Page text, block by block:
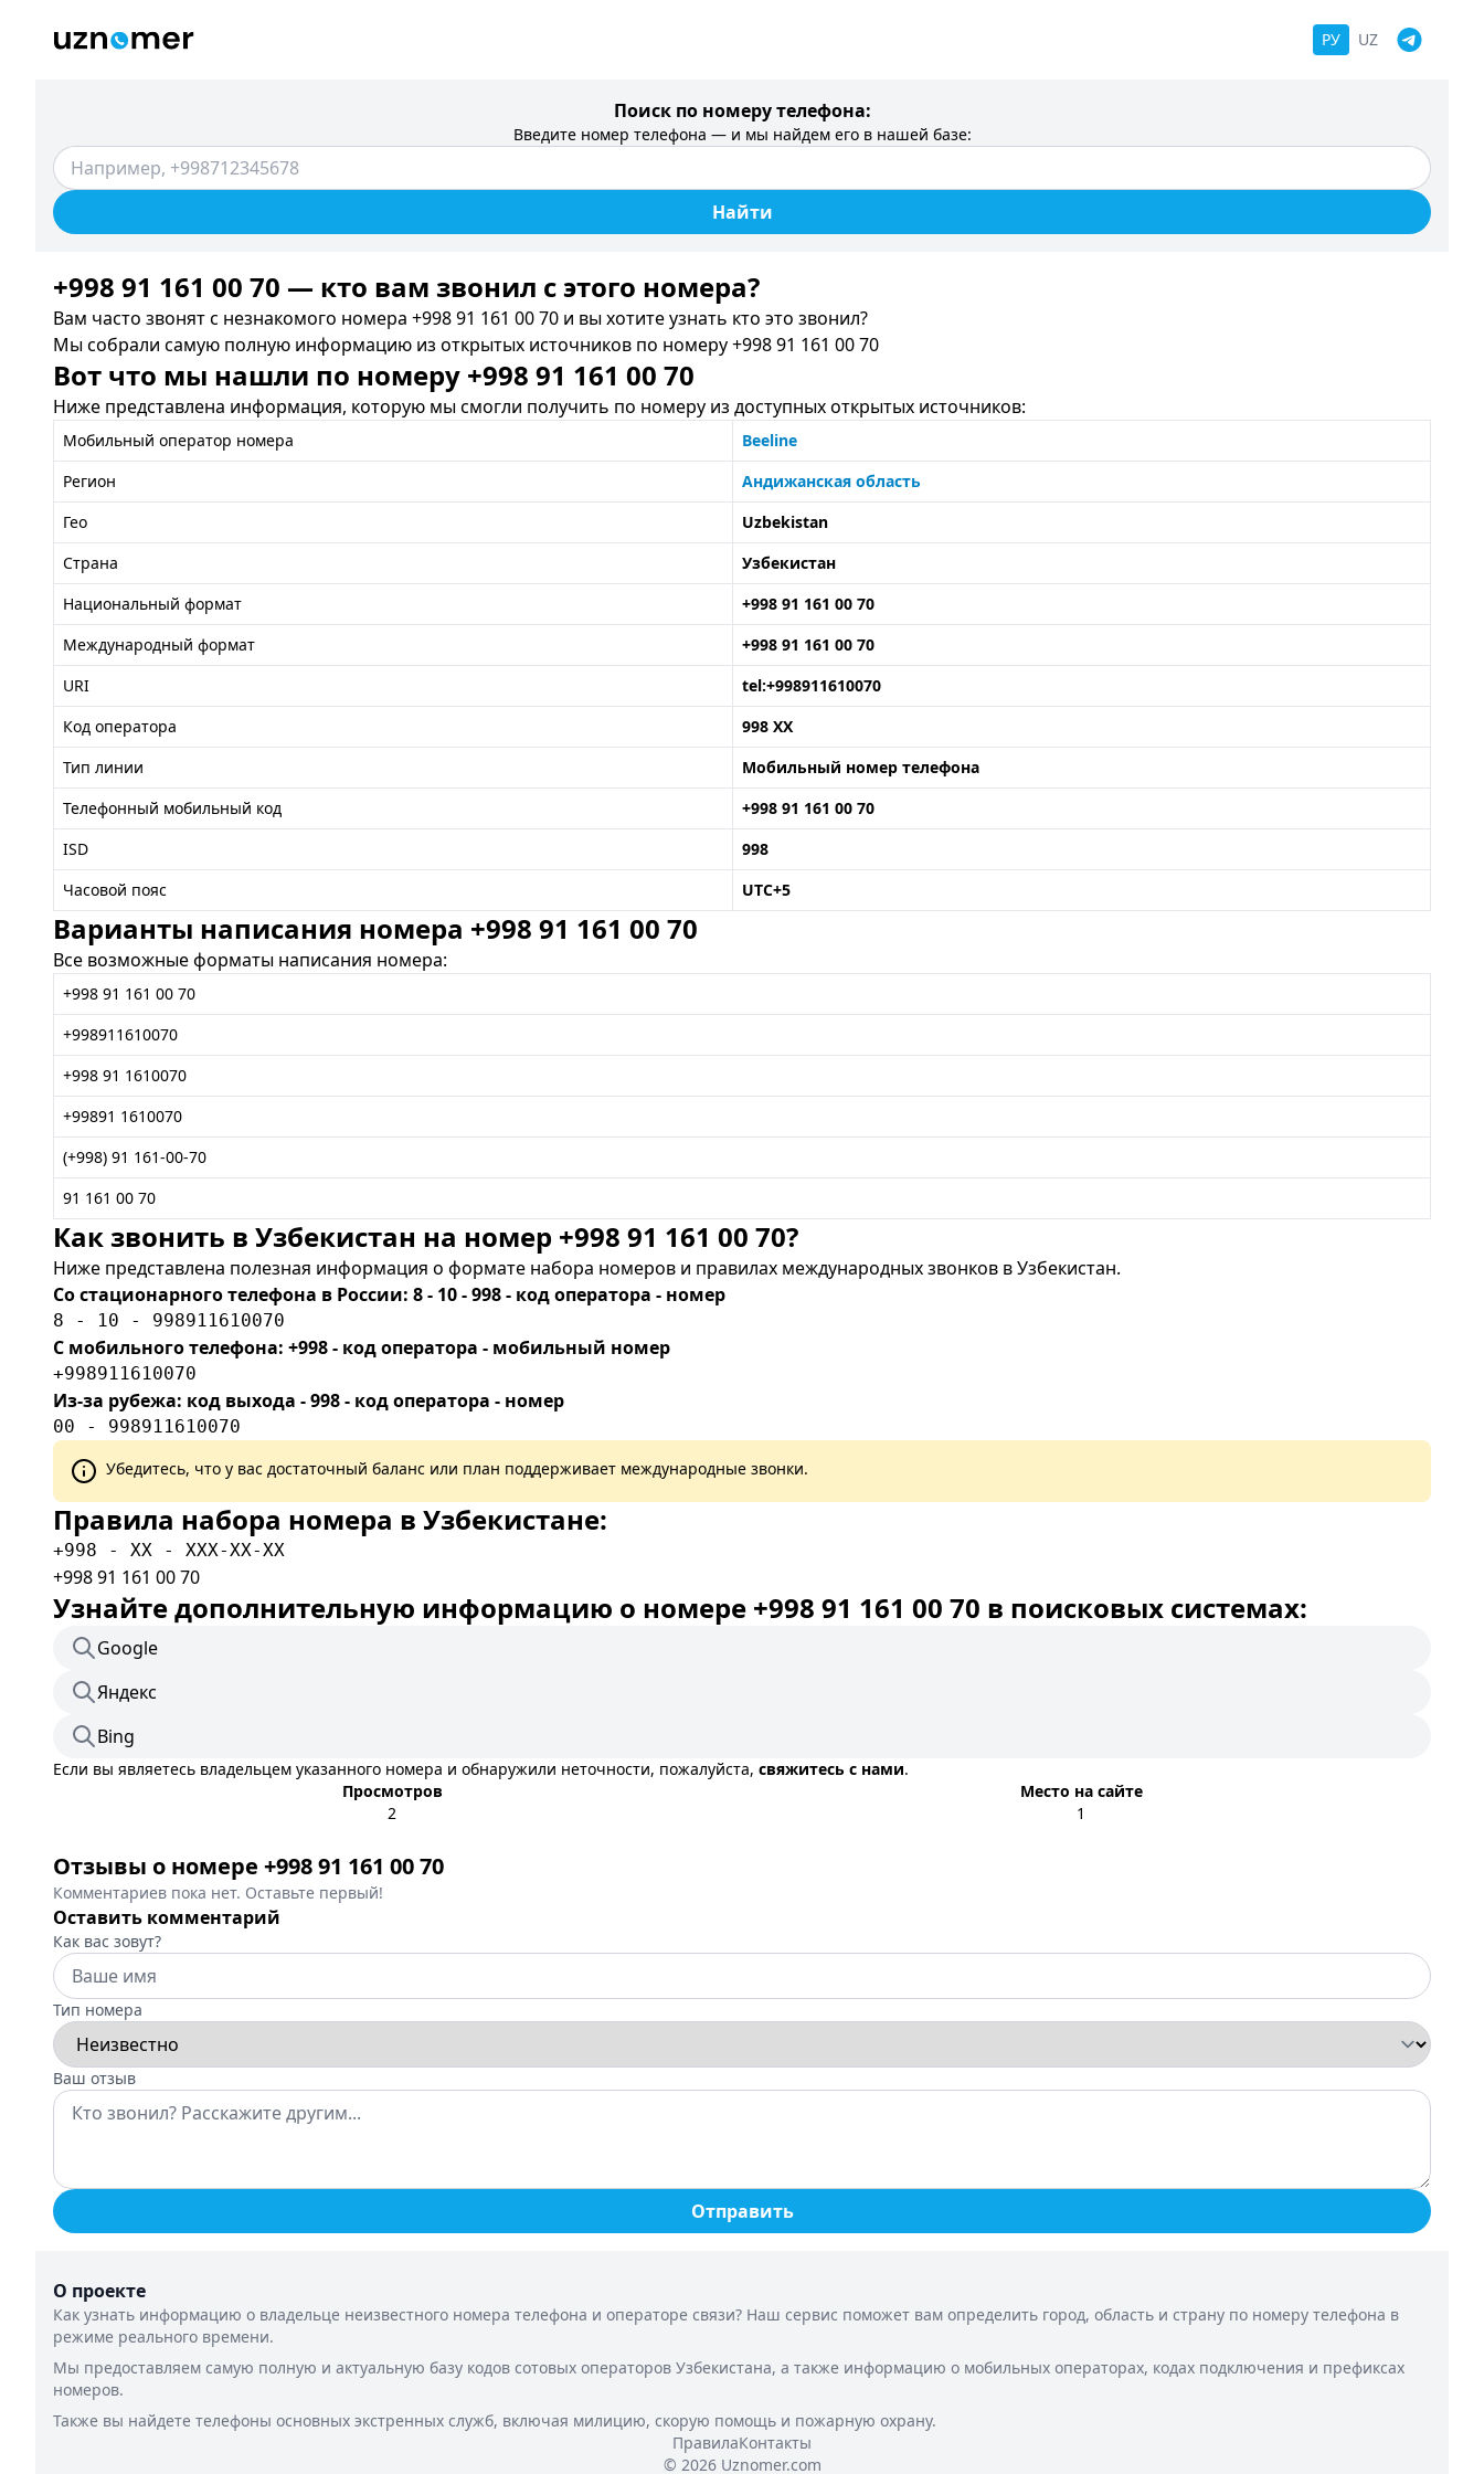
РУ UZ
Поиск по номеру телефона:
Введите номер телефона — и мы найдем его в нашей базе:
Найти
+998 91 161 00 70 — кто вам звонил c этого номера?
Вам часто звонят с незнакомого номера +998 91 161 00 70 и вы хотите узнать кто это звонил?
Мы собрали самую полную информацию из открытых источников по номеру +998 91 161 00 70
Вот что мы нашли по номеру +998 91 161 00 70
Ниже представлена информация, которую мы смогли получить по номеру из доступных открытых источников:
Мобильный оператор номера
Beeline
Регион
Андижанская область
Гео
Uzbekistan
Страна
Узбекистан
Национальный формат
+998 91 161 00 70
Международный формат
+998 91 161 00 70
URI
tel:+998911610070
Код оператора
998 XX
Тип линии
Мобильный номер телефона
Телефонный мобильный код
+998 91 161 00 70
ISD
998
Часовой пояс
UTC+5
Варианты написания номера +998 91 161 00 70
Все возможные форматы написания номера:
+998 91 161 00 70
+998911610070
+998 91 1610070
+99891 1610070
(+998) 91 161-00-70
91 161 00 70
Как звонить в Узбекистан на номер +998 91 161 00 70?
Ниже представлена полезная информация о формате набора номеров и правилах международных звонков в Узбекистан.
Со стационарного телефона в России: 8 - 10 - 998 - код оператора - номер
8 - 10 - 998911610070
С мобильного телефона: +998 - код оператора - мобильный номер
+998911610070
Из-за рубежа: код выхода - 998 - код оператора - номер
00 - 998911610070
Убедитесь, что у вас достаточный баланс или план поддерживает международные звонки.
Правила набора номера в Узбекистане:
+998 - XX - XXX-XX-XX
+998 91 161 00 70
Узнайте дополнительную информацию о номере +998 91 161 00 70 в поисковых системах:
Google
Яндекс
Bing
Если вы являетесь владельцем указанного номера и обнаружили неточности, пожалуйста, свяжитесь с нами.
Просмотров
2
Место на сайте
1
Отзывы о номере +998 91 161 00 70
Комментариев пока нет. Оставьте первый!
Оставить комментарий
Как вас зовут?
Тип номера
Ваш отзыв
Отправить
О проекте
Как узнать информацию о владельце неизвестного номера телефона и операторе связи? Наш сервис поможет вам определить город, область и страну по номеру телефона в
режиме реального времени.
Мы предоставляем самую полную и актуальную базу кодов сотовых операторов Узбекистана, а также информацию о мобильных операторах, кодах подключения и префиксах
номеров.
Также вы найдете телефоны основных экстренных служб, включая милицию, скорую помощь и пожарную охрану.
ПравилаКонтакты
© 2026 Uznomer.com